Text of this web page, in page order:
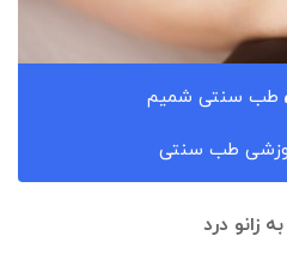
طب سنتی شمیم
طب سنتی
زانو درد